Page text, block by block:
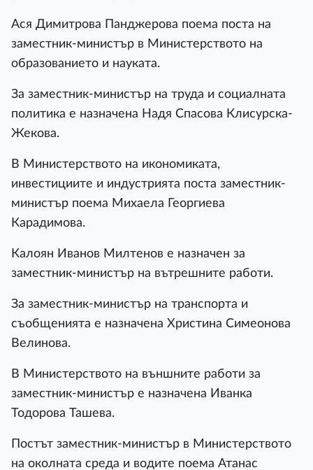
Ася Димитрова Панджерова поема поста на
заместник-министър в Министерството на
образованието и науката.
За заместник-министър на труда и социалната
политика е назначена Надя Спасова Клисурска-
Жекова.
В Министерството на икономиката,
инвестициите и индустрията поста заместник-
министър поема Михаела Георгиева
Карадимова.
Калоян Иванов Милтенов е назначен за
заместник-министър на вътрешните работи.
За заместник-министър на транспорта и
съобщенията е назначена Христина Симеонова
Велинова.
В Министерството на външните работи за
заместник-министър е назначена Иванка
Тодорова Ташева.
Постът заместник-министър в Министерството
на околната среда и водите поема Атанас